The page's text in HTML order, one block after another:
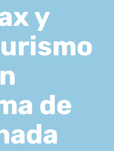
y
de